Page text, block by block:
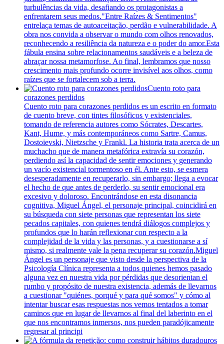
turbulências da vida, desafiando os protagonistas a
enfrentarem seus medos."Entre Raízes & Sentimentos"
entrelaça temas de autoaceitação, perdão e vulnerabilidade. A
obra nos convida a observar o mundo com olhos renovados,
reconhecendo a resiliência da natureza e o poder do amor.Esta
fábula ensina sobre relacionamentos saudáveis e a beleza de
abraçar nossa metamorfose. Ao final, lembramos que nosso
crescimento mais profundo ocorre invisível aos olhos, como
raízes que se fortalecem sob a terra.
Cuento roto para
corazones perdidos
Cuento roto para corazones perdidos es un escrito en formato
de cuento breve, con tintes filosóficos y existenciales,
tomando de referencia autores como Sócrates, Descartes,
Kant, Hume, y más contemporáneos como Sartre, Camus,
Dostoievski, Nietzsche y Frankl. La historia trata acerca de un
muchacho que de manera metafórica extravía su corazón,
perdiendo así la capacidad de sentir emociones y generando
un vacío existencial tormentoso en él. Ante esto, se esmera
desesperadamente en recuperarlo, sin embargo; llega a evocar
el hecho de que antes de perderlo, su sentir emocional era
excesivo y doloroso. Encontrándose en esta disonancia
cognitiva, Miguel Ángel, el personaje principal, coincidirá en
su búsqueda con siete personas que representan los siete
pecados capitales, con quienes tendrá diálogos complejos y
profundos que lo harán reflexionar con respecto a la
complejidad de la vida y las personas, y a cuestionarse a sí
mismo, si realmente vale la pena recuperar su corazón.Miguel
Ángel es un personaje que visto desde la perspectiva de la
Psicología Clínica representa a todos quienes hemos pasado
alguna vez en nuestra vida por pérdidas que desorientan el
rumbo y propósito de nuestra existencia, además de llevarnos
a cuestionar "quiénes, porqué y para qué somos" y cómo al
intentar buscar esas respuestas nos vemos tentados a tomar
caminos que en lugar de llevarnos al final del laberinto en el
que nos encontramos inmersos, nos pueden paradójicamente
regresar al principi